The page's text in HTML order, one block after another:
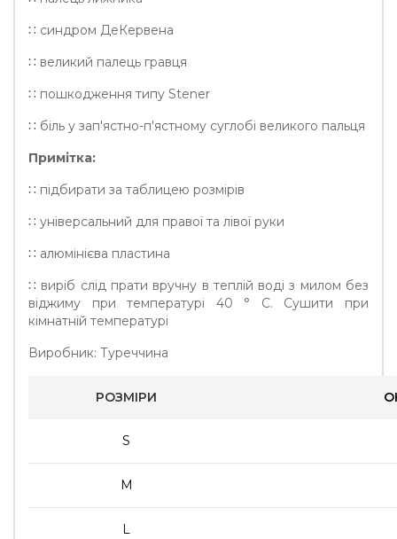
∷ синдром ДеКервена
∷ великий палець гравця
∷ пошкодження типу Stener
∷ біль у зап'ястно-п'ястному суглобі великого пальця
Примітка:
∷ підбирати за таблицею розмірів
∷ універсальний для правої та лівої руки
∷ алюмінієва пластина
∷ виріб слід прати вручну в теплій воді з милом без
віджиму при температурі 40 ° C. Сушити при
кімнатній температурі
Виробник: Туреччина
РОЗМІРИ
S
M
L